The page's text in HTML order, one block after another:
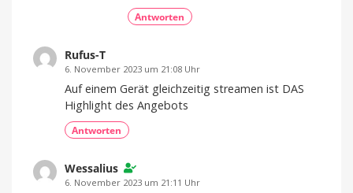
Antworten
Rufus-T
6. November 2023 um 21:08 Uhr
Auf einem Gerät gleichzeitig streamen ist DAS
Highlight des Angebots
Antworten
Wessalius
6. November 2023 um 21:11 Uhr